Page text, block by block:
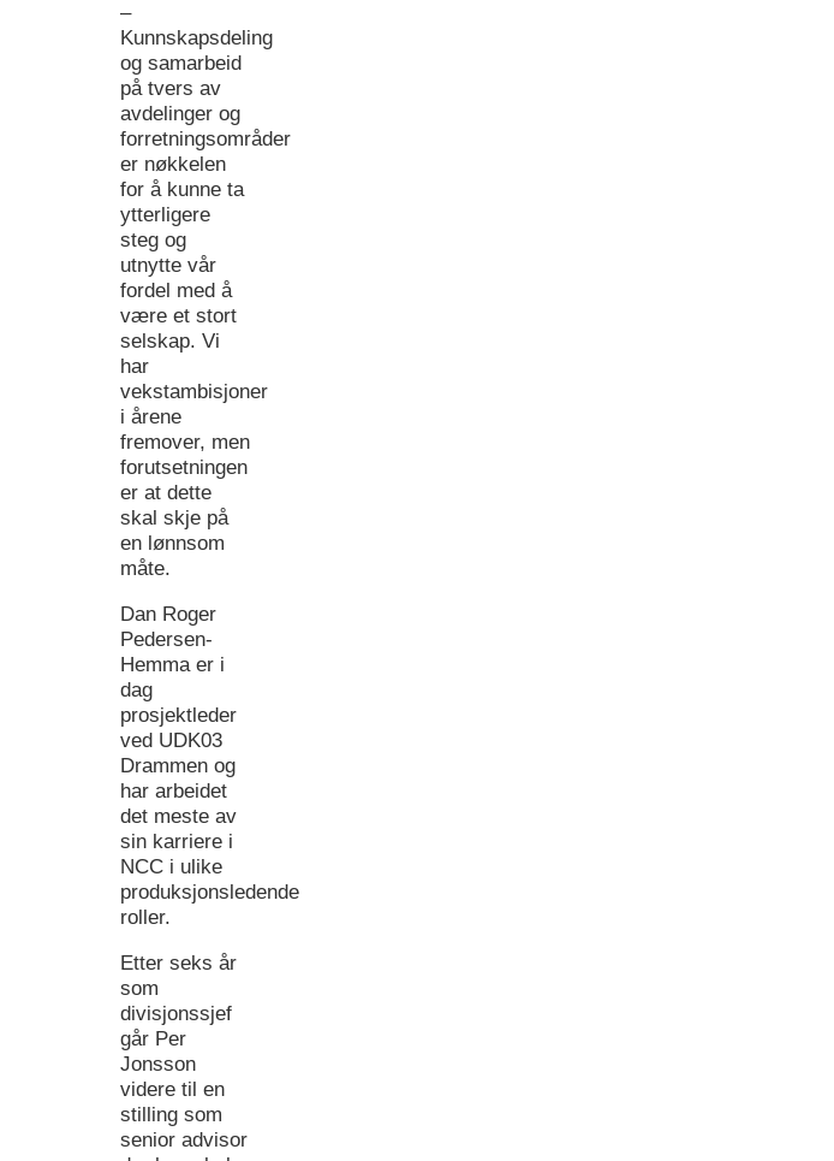
–
Kunnskapsdeling
og samarbeid
på tvers av
avdelinger og
forretningsområder
er nøkkelen
for å kunne ta
ytterligere
steg og
utnytte vår
fordel med å
være et stort
selskap. Vi
har
vekstambisjoner
i årene
fremover, men
forutsetningen
er at dette
skal skje på
en lønnsom
måte.
Dan Roger
Pedersen-
Hemma er i
dag
prosjektleder
ved UDK03
Drammen og
har arbeidet
det meste av
sin karriere i
NCC i ulike
produksjonsledende
roller.
Etter seks år
som
divisjonssjef
går Per
Jonsson
videre til en
stilling som
senior advisor